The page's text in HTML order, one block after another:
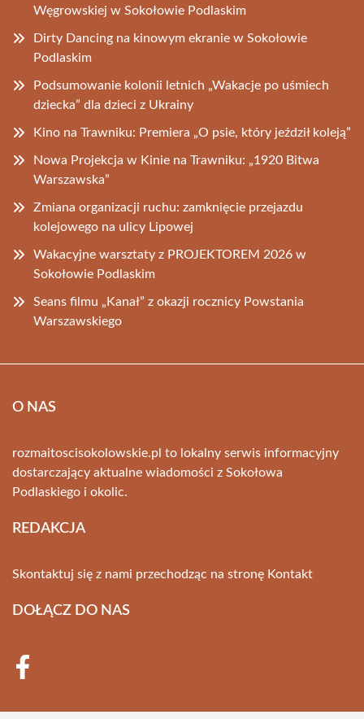
Węgrowskiej w Sokołowie Podlaskim
Dirty Dancing na kinowym ekranie w Sokołowie
Podlaskim
Podsumowanie kolonii letnich „Wakacje po uśmiech
dziecka” dla dzieci z Ukrainy
Kino na Trawniku: Premiera „O psie, który jeździł koleją”
Nowa Projekcja w Kinie na Trawniku: „1920 Bitwa
Warszawska”
Zmiana organizacji ruchu: zamknięcie przejazdu
kolejowego na ulicy Lipowej
Wakacyjne warsztaty z PROJEKTOREM 2026 w
Sokołowie Podlaskim
Seans filmu „Kanał” z okazji rocznicy Powstania
Warszawskiego
O NAS
rozmaitoscisokolowskie.pl to lokalny serwis informacyjny
dostarczający aktualne wiadomości z Sokołowa
Podlaskiego i okolic.
REDAKCJA
Skontaktuj się z nami przechodząc na stronę Kontakt
DOŁĄCZ DO NAS